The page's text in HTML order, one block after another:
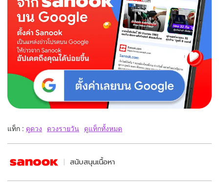
แท็ก : ดูดวง ดวงรายวัน ดูแท็กทั้งหมด
สนับสนุนเนื้อหา